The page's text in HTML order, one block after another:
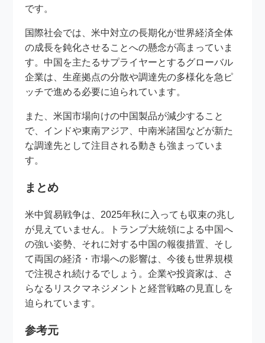
です。
国際社会では、米中対立の長期化が世界経済全体
の成長を鈍化させることへの懸念が高まっていま
す。中国を主たるサプライヤーとするグローバル
企業は、生産拠点の分散や調達先の多様化を急ピ
ッチで進める必要に迫られています。
また、米国市場向けの中国製品が減少すること
で、インドや東南アジア、中南米諸国などが新た
な調達先として注目される動きも強まっていま
す。
まとめ
米中貿易戦争は、2025年秋に入っても収束の兆し
が見えていません。トランプ大統領による中国へ
の強い姿勢、それに対する中国の報復措置、そし
て両国の経済・市場への影響は、今後も世界規模
で注視され続けるでしょう。企業や投資家は、さ
らなるリスクマネジメントと経営戦略の見直しを
迫られています。
参考元